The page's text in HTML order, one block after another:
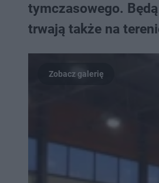
tymczasowego.
trwają także na